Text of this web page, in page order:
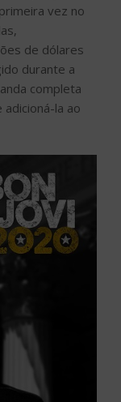
vez no
de dólares
durante a
completa
la ao